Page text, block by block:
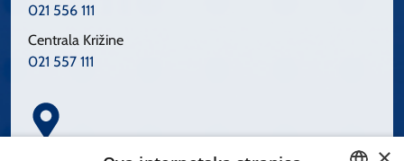
021 556 111
Centrala Križine
021 557 111
Spinčićeva 1, 21000 Split